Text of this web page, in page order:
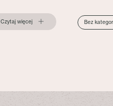
Czytaj więcej Bez